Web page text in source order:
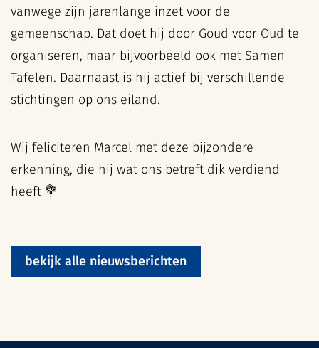
vanwege zijn jarenlange inzet voor de
gemeenschap. Dat doet hij door Goud voor Oud te
organiseren, maar bijvoorbeeld ook met Samen
Tafelen. Daarnaast is hij actief bij verschillende
stichtingen op ons eiland.
Wij feliciteren Marcel met deze bijzondere
erkenning, die hij wat ons betreft dik verdiend
heeft 💐
bekijk alle nieuwsberichten